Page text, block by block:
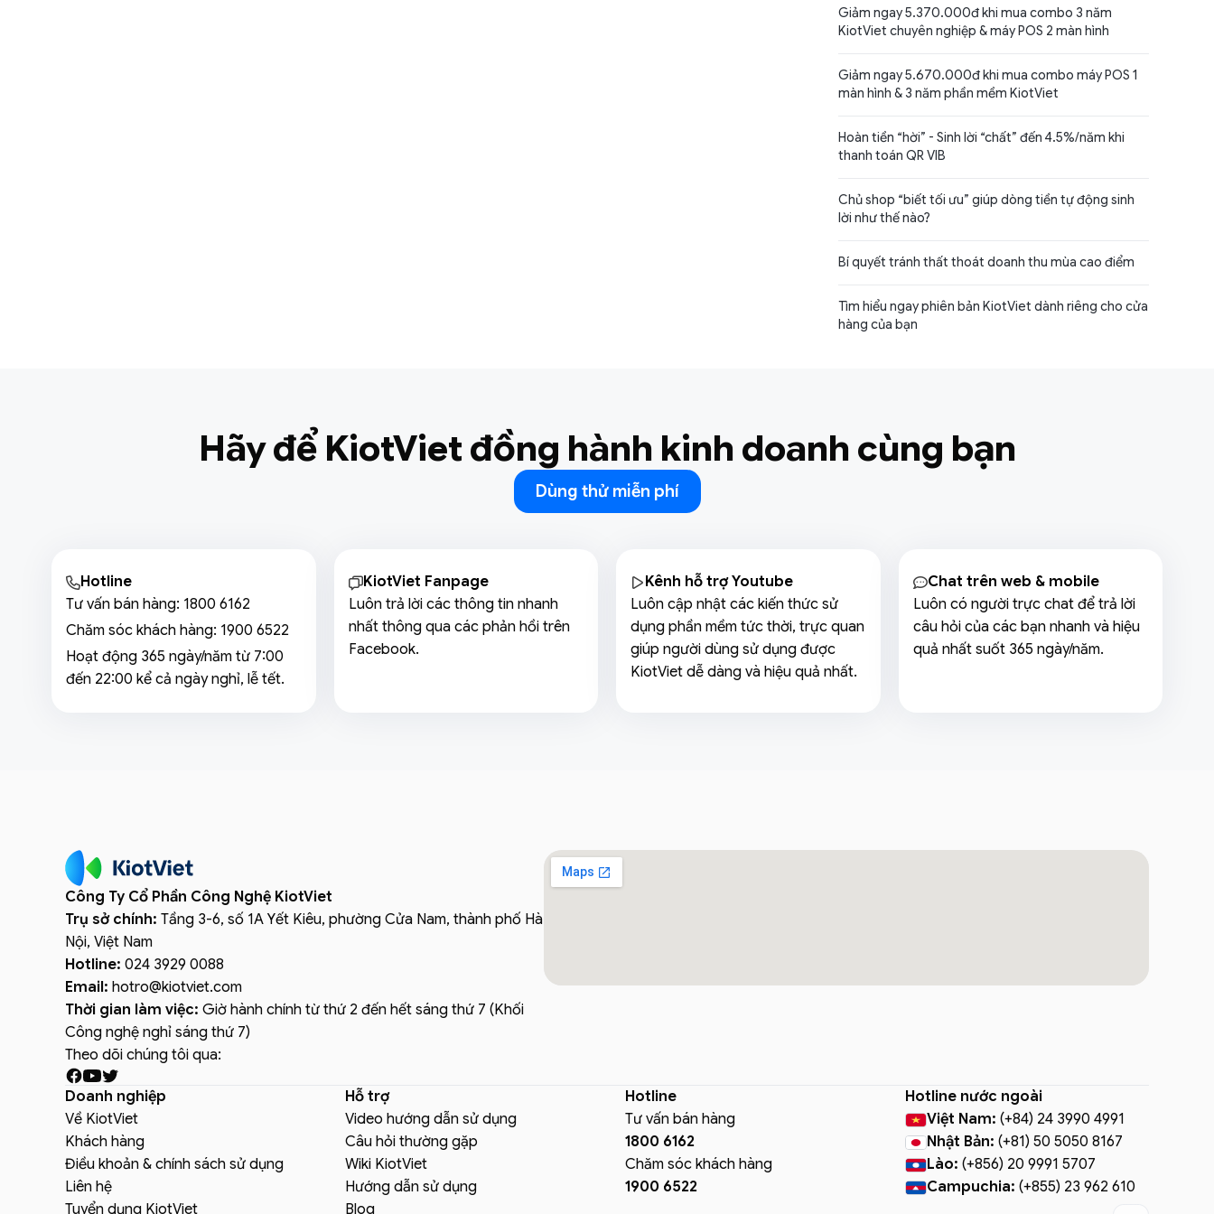
Giảm ngay 5.370.000đ khi mua combo 3 năm
KiotViet chuyên nghiệp & máy POS 2 màn hình
Giảm ngay 5.670.000đ khi mua combo máy POS 1
màn hình & 3 năm phần mềm KiotViet
Hoàn tiền “hời” - Sinh lời “chất” đến 4.5%/năm khi
thanh toán QR VIB
Chủ shop “biết tối ưu” giúp dòng tiền tự động sinh
lời như thế nào?
Bí quyết tránh thất thoát doanh thu mùa cao điểm
Tìm hiểu ngay phiên bản KiotViet dành riêng cho cửa
hàng của bạn
Hãy để KiotViet đồng hành kinh doanh cùng bạn
Dùng thử miễn phí
Hotline
Tư vấn bán hàng: 1800 6162
Chăm sóc khách hàng: 1900 6522
Hoạt động 365 ngày/năm từ 7:00
đến 22:00 kể cả ngày nghỉ, lễ tết.
KiotViet Fanpage
Luôn trả lời các thông tin nhanh
nhất thông qua các phản hồi trên
Facebook.
Kênh hỗ trợ Youtube
Luôn cập nhật các kiến thức sử
dụng phần mềm tức thời, trực quan
giúp người dùng sử dụng được
KiotViet dễ dàng và hiệu quả nhất.
Chat trên web & mobile
Luôn có người trực chat để trả lời
câu hỏi của các bạn nhanh và hiệu
quả nhất suốt 365 ngày/năm.
Công Ty Cổ Phần Công Nghệ KiotViet
Trụ sở chính: Tầng 3-6, số 1A Yết Kiêu, phường Cửa Nam, thành phố Hà
Nội, Việt Nam
Hotline: 024 3929 0088
Email: hotro@kiotviet.com
Thời gian làm việc: Giờ hành chính từ thứ 2 đến hết sáng thứ 7 (Khối
Công nghệ nghỉ sáng thứ 7)
Theo dõi chúng tôi qua:
Doanh nghiệp
Về KiotViet
Khách hàng
Điều khoản & chính sách sử dụng
Liên hệ
Tuyển dụng KiotViet
Hỗ trợ
Video hướng dẫn sử dụng
Câu hỏi thường gặp
Wiki KiotViet
Hướng dẫn sử dụng
Blog
Hotline
Tư vấn bán hàng
1800 6162
Chăm sóc khách hàng
1900 6522
Hotline nước ngoài
Việt Nam: (+84) 24 3990 4991
Nhật Bản: (+81) 50 5050 8167
Lào: (+856) 20 9991 5707
Campuchia: (+855) 23 962 610